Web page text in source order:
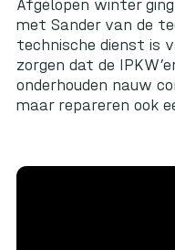
Afgelopen winter
met Sander van de
technische dienst is
zorgen dat de
onderhouden nauw
maar repareren ook